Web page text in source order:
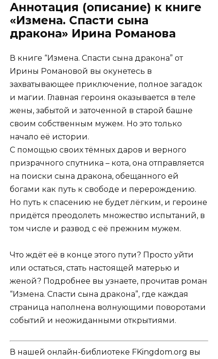
Аннотация (описание) к книге
«Измена. Спасти сына
дракона» Ирина Романова
В книге “Измена. Спасти сына дракона” от
Ирины Романовой вы окунетесь в
захватывающее приключение, полное загадок
и магии. Главная героиня оказывается в теле
жены, забытой и заточенной в старой башне
своим собственным мужем. Но это только
начало её истории.
С помощью своих тёмных даров и верного
призрачного спутника – кота, она отправляется
на поиски сына дракона, обещанного ей
богами как путь к свободе и перерождению.
Но путь к спасению не будет лёгким, и героине
придётся преодолеть множество испытаний, в
том числе и развод с её прежним мужем.
Что ждёт её в конце этого пути? Просто уйти
или остаться, стать настоящей матерью и
женой? Подробнее вы узнаете, прочитав роман
“Измена. Спасти сына дракона”, где каждая
страница наполнена волнующими поворотами
событий и неожиданными открытиями.
В нашей онлайн-библиотеке FKingdom.org вы